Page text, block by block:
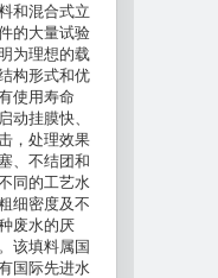
和混合式立
的大量试验
为理想的载
构形式和优
使用寿命
动挂膜快、
，处理效果
、不结团和
同的工艺水
细密度及不
废水的厌
该填料属国
国际先进水